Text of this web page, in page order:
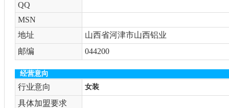
QQ
MSN
地址
山西省河津市山西铝业
邮编
044200
经营意向
行业意向 女装
具体加盟要求